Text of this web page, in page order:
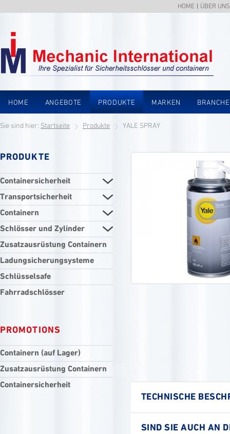
HOME ÜBER UNS
HOME ANGEBOTE PRODUKTE MARKEN
Sie sind hier: Startseite Produkte YALE SPRAY
PRODUKTE
Containersicherheit
Transportsicherheit
Containern
Schlösser und Zylinder
Zusatzausrüstung Containern
Ladungsicherungsysteme
Schlüsselsafe
Fahrradschlösser
PROMOTIONS
Containern (auf Lager)
Zusatzausrüstung Containern
Containersicherheit
TECHNISCHE
SIND SIE AUCH AN